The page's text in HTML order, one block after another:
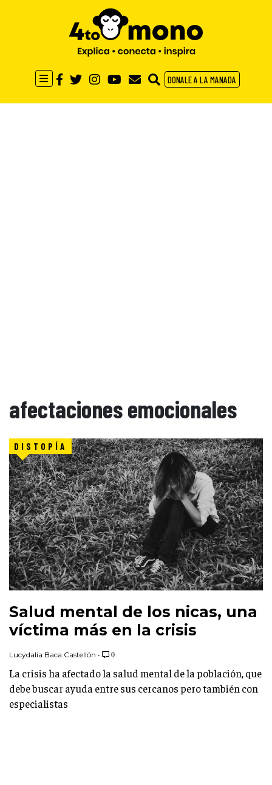
DONALE A LA MANADA
afectaciones emocionales
DISTOPÍA
Salud mental de los nicas, una
víctima más en la crisis
Lucydalia Baca Castellón • 0
La crisis ha afectado la salud mental de la población, que
debe buscar ayuda entre sus cercanos pero también con
especialistas